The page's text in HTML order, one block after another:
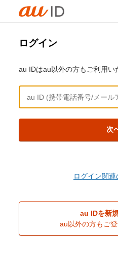
ログイン
au IDはau以外の方もご利用い
次
ログイン関連
au IDを新
au以外の方もご